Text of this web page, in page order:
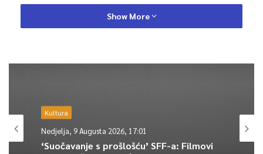
umjetnost, fotografiju, digitalni sadržaj i savremenu
kreativnu industriju kroz tri povezane faze:
ARIA Fashion Circuit nije samo događaj, već nova platforma za
kreiranja potpuno jedinstvenog iskustva koje povezuje sve
aktere, od dizajnera do content kreatora.
Show More
Kultura
Nedjelja, 9 Augusta 2026, 17:01
‘Suočavanje s prošlošću’ SFF-a: Filmovi